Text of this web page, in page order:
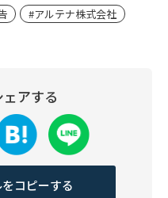
#アルテナ株式会社
アする
コピーする